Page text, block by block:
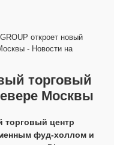
откроет новый
- Новости на
торговый
Москвы
торговый центр
фуд-холлом и